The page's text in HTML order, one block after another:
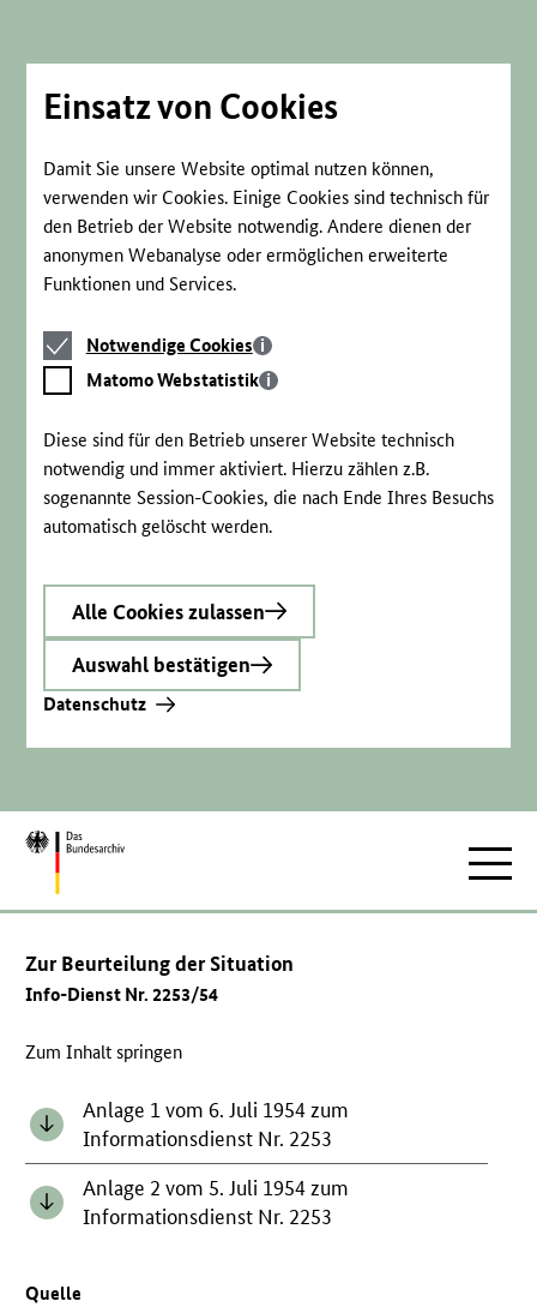
Einsatz von Cookies
Damit Sie unsere Website optimal nutzen können,
verwenden wir Cookies. Einige Cookies sind technisch für
den Betrieb der Website notwendig. Andere dienen der
anonymen Webanalyse oder ermöglichen erweiterte
Funktionen und Services.
Notwendige
Cookies
Notwendige Cookies
Matomo
Webstatistik
Matomo Webstatistik
Diese sind für den Betrieb unserer Website technisch
notwendig und immer aktiviert. Hierzu zählen z.B.
sogenannte Session-Cookies, die nach Ende Ihres Besuchs
automatisch gelöscht werden.
Alle Cookies zulassen
Auswahl bestätigen
Datenschutz
Zur
Zur Beurteilung der Situation
Info-Dienst Nr. 2253/54
Zum Inhalt springen
Anlage 1 vom 6. Juli 1954 zum
Informationsdienst Nr. 2253
Anlage 2 vom 5. Juli 1954 zum
Informationsdienst Nr. 2253
Quelle